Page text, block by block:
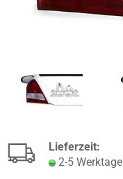
Lieferzeit:
2-5 Werktage